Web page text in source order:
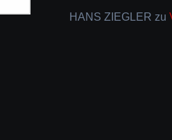
HANS ZIEGLER zu